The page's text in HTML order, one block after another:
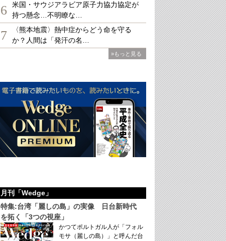
6
米国・サウジアラビア原子力協力協定が
持つ懸念…不明瞭な…
7
〈熊本地震〉熱中症からどう命を守る
か？人間は「発汗の名…
»もっと見る
月刊「Wedge」
特集:台湾「麗しの島」の実像 日台新時代
を拓く「3つの視座」
かつてポルトガル人が「フォル
モサ（麗しの島）」と呼んだ台